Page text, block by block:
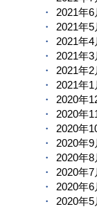
2021年6
2021年5
2021年4
2021年3
2021年2
2021年1
2020年
2020年
2020年
2020年9
2020年8
2020年7
2020年6
2020年5